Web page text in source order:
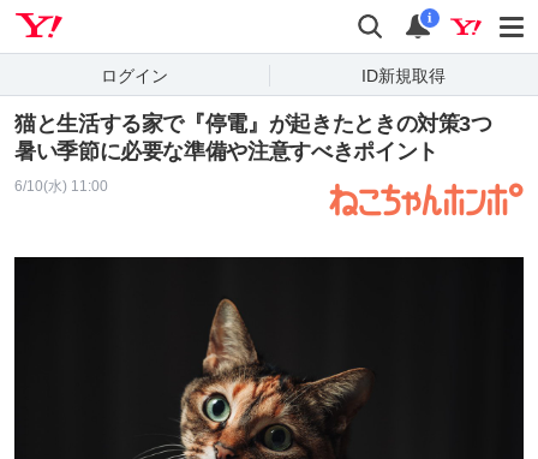
検索 通知
i
ログイン ID新規取得
猫と生活する家で『停電』が起きたときの対策3つ
暑い季節に必要な準備や注意すべきポイント
6/10(水) 11:00